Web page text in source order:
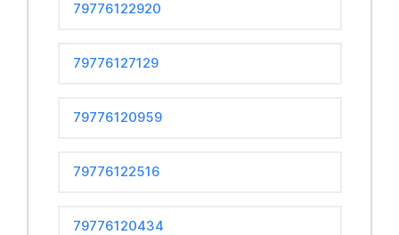
79776122920
79776127129
79776120959
79776122516
79776120434